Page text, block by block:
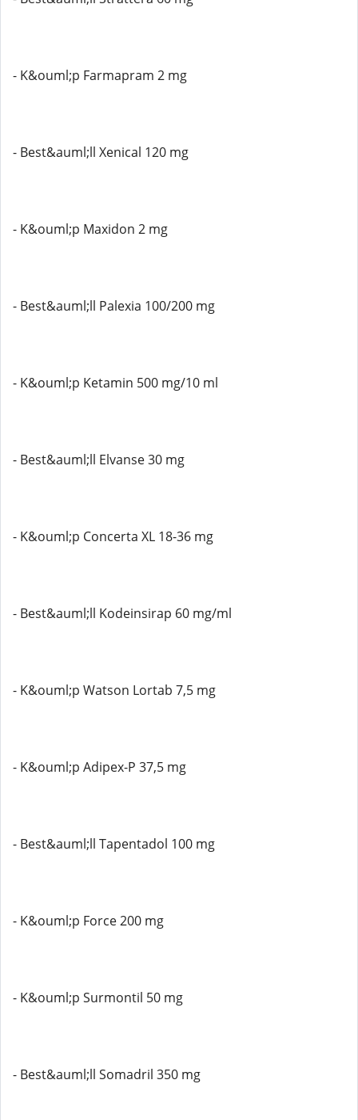
- K&ouml;p Farmapram 2 mg
- Best&auml;ll Xenical 120 mg
- K&ouml;p Maxidon 2 mg
- Best&auml;ll Palexia 100/200 mg
- K&ouml;p Ketamin 500 mg/10 ml
- Best&auml;ll Elvanse 30 mg
- K&ouml;p Concerta XL 18-36 mg
- Best&auml;ll Kodeinsirap 60 mg/ml
- K&ouml;p Watson Lortab 7,5 mg
- K&ouml;p Adipex-P 37,5 mg
- Best&auml;ll Tapentadol 100 mg
- K&ouml;p Force 200 mg
- K&ouml;p Surmontil 50 mg
- Best&auml;ll Somadril 350 mg